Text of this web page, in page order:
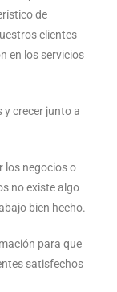
de
clientes
en los servicios
y crecer junto a
los negocios o
no existe algo
bien hecho.
para que
satisfechos